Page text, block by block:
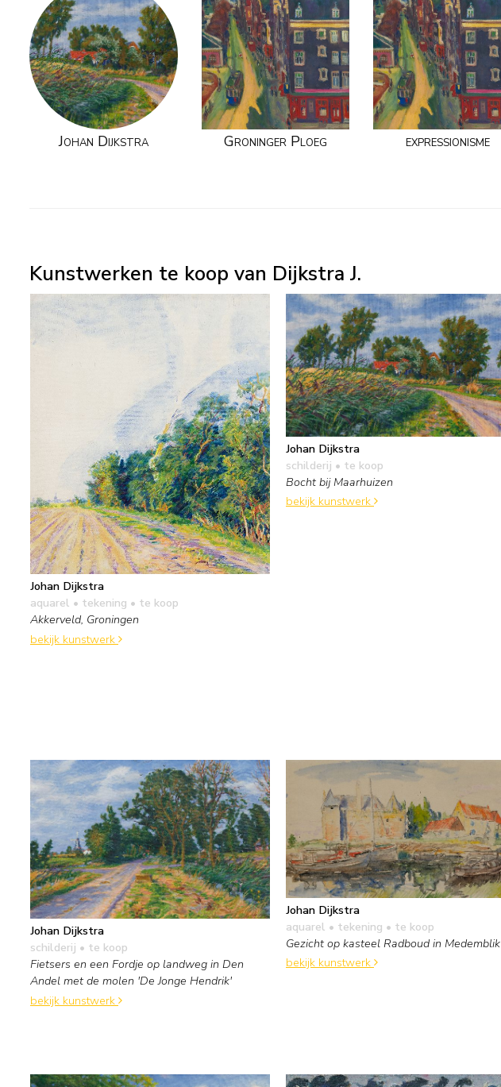
Johan Dijkstra Groninger Ploeg expressionisme
Kunstwerken te koop van Dijkstra J.
Johan Dijkstra
aquarel • tekening • te koop
Akkerveld, Groningen
bekijk kunstwerk
Johan Dijkstra
schilderij • te koop
Bocht bij Maarhuizen
bekijk kunstwerk
Johan Dijkstra
schilderij • te koop
Fietsers en een Fordje op landweg in Den
Andel met de molen 'De Jonge Hendrik'
bekijk kunstwerk
Johan Dijkstra
aquarel • tekening • te koop
Gezicht op kasteel Radboud in Medemblik
bekijk kunstwerk